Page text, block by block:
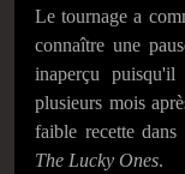
Le tournage a
connaître une
inaperçu
plusieurs mois
faible recette
The Lucky Ones.